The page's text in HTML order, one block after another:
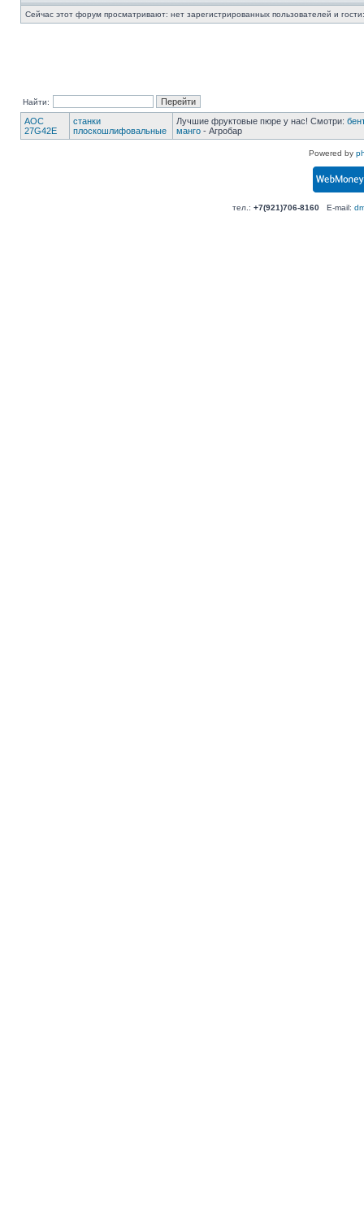
Сейчас этот форум просматривают: нет зарегистрированных пользователей и
Найти:
AOC
27G42E
станки
плоскошлифовальные
Лучшие фруктовые пюре у нас! Смотри:
манго - Агробар
Powered by
тел.: +7(921)706-8160E-mail: